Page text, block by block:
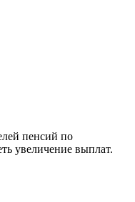
пенсий по
увеличение выплат.